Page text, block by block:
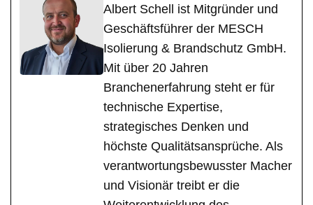
Albert Schell ist Mitgründer und
Geschäftsführer der MESCH
Isolierung & Brandschutz GmbH.
Mit über 20 Jahren
Branchenerfahrung steht er für
technische Expertise,
strategisches Denken und
höchste Qualitätsansprüche. Als
verantwortungsbewusster Macher
und Visionär treibt er die